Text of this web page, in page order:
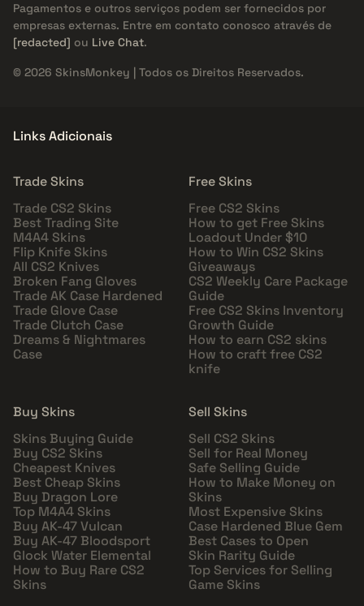
Pagamentos e outros serviços podem ser fornecidos por
empresas externas. Entre em contato conosco através de
[redacted] ou Live Chat.
© 2026 SkinsMonkey | Todos os Direitos Reservados.
Links Adicionais
Trade Skins
Trade CS2 Skins
Best Trading Site
M4A4 Skins
Flip Knife Skins
All CS2 Knives
Broken Fang Gloves
Trade AK Case Hardened
Trade Glove Case
Trade Clutch Case
Dreams & Nightmares
Case
Free Skins
Free CS2 Skins
How to get Free Skins
Loadout Under $10
How to Win CS2 Skins
Giveaways
CS2 Weekly Care Package
Guide
Free CS2 Skins Inventory
Growth Guide
How to earn CS2 skins
How to craft free CS2
knife
Buy Skins
Skins Buying Guide
Buy CS2 Skins
Cheapest Knives
Best Cheap Skins
Buy Dragon Lore
Top M4A4 Skins
Buy AK-47 Vulcan
Buy AK-47 Bloodsport
Glock Water Elemental
How to Buy Rare CS2
Skins
Sell Skins
Sell CS2 Skins
Sell for Real Money
Safe Selling Guide
How to Make Money on
Skins
Most Expensive Skins
Case Hardened Blue Gem
Best Cases to Open
Skin Rarity Guide
Top Services for Selling
Game Skins